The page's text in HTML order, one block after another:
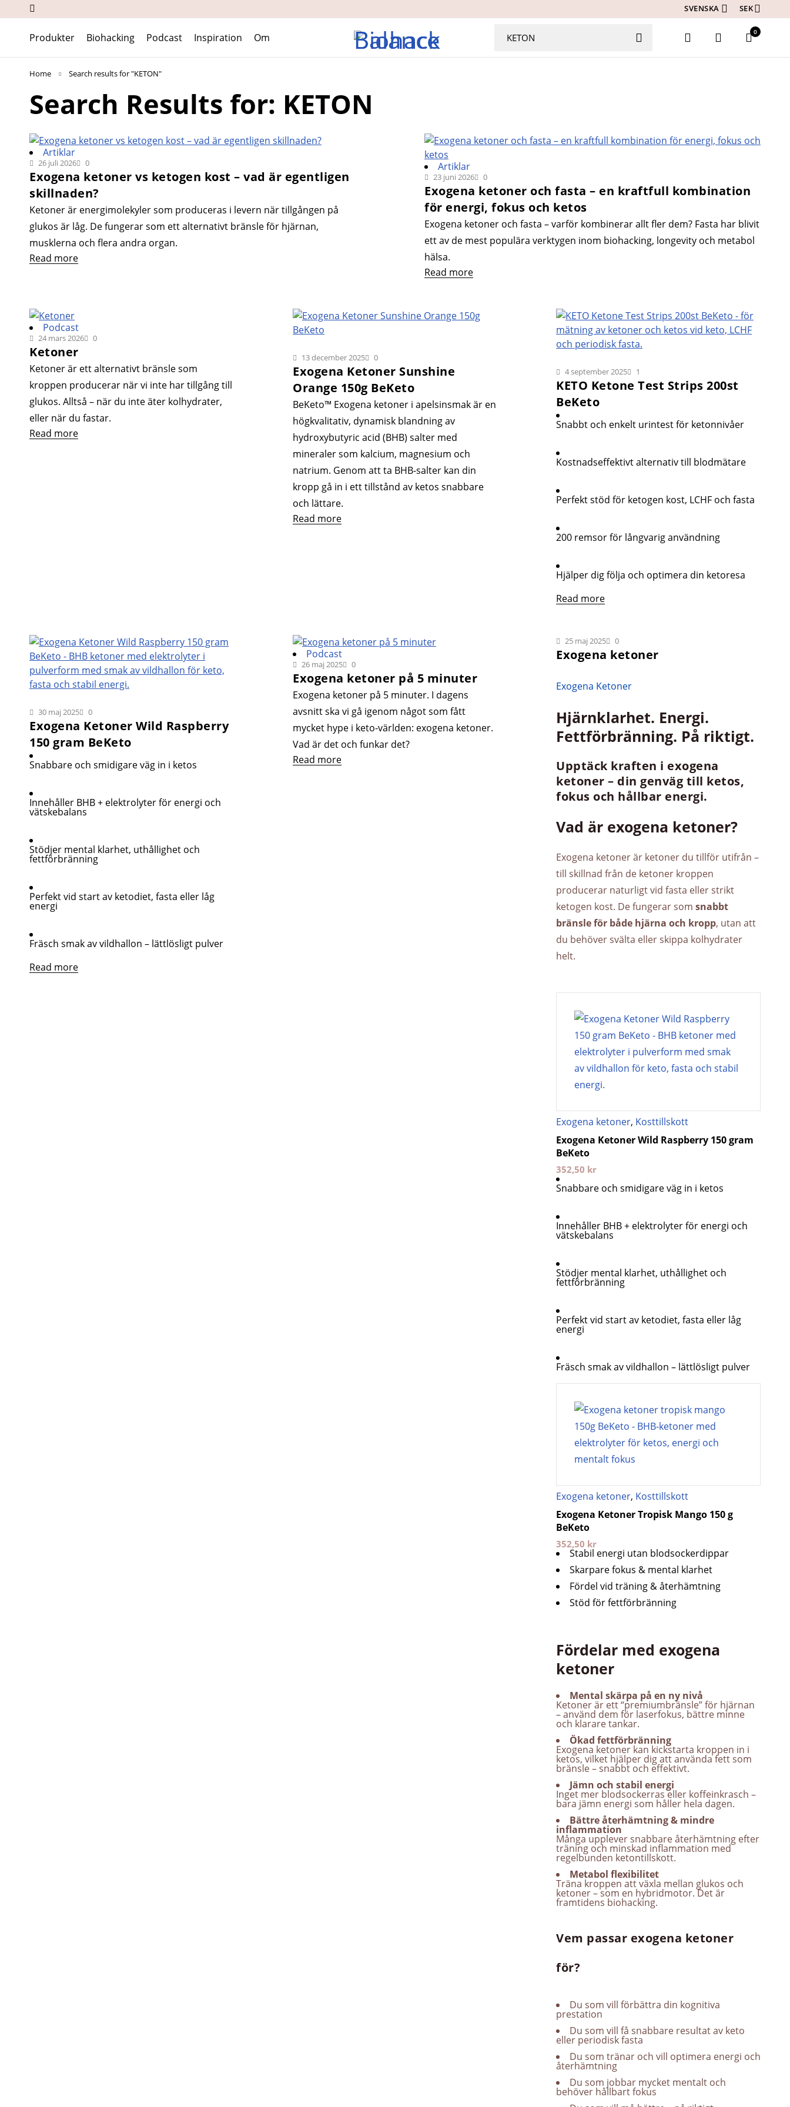
SVENSKA SEK
Produkter Biohacking Podcast Inspiration Om 0
Home Search results for "KETON"
Search Results for: KETON
Artiklar
26 juli 2026 0
Exogena ketoner vs ketogen kost – vad är egentligen
skillnaden?
Ketoner är energimolekyler som produceras i levern när tillgången på
glukos är låg. De fungerar som ett alternativt bränsle för hjärnan,
musklerna och flera andra organ.
Read more
Artiklar
23 juni 2026 0
Exogena ketoner och fasta – en kraftfull kombination
för energi, fokus och ketos
Exogena ketoner och fasta – varför kombinerar allt fler dem? Fasta har blivit
ett av de mest populära verktygen inom biohacking, longevity och metabol
hälsa.
Read more
Podcast
24 mars 2026 0
Ketoner
Ketoner är ett alternativt bränsle som
kroppen producerar när vi inte har tillgång till
glukos. Alltså – när du inte äter kolhydrater,
eller när du fastar.
Read more
13 december 2025 0
Exogena Ketoner Sunshine
Orange 150g BeKeto
BeKeto™ Exogena ketoner i apelsinsmak är en
högkvalitativ, dynamisk blandning av
hydroxybutyric acid (BHB) salter med
mineraler som kalcium, magnesium och
natrium. Genom att ta BHB-salter kan din
kropp gå in i ett tillstånd av ketos snabbare
och lättare.
Read more
4 september 2025 1
KETO Ketone Test Strips 200st
BeKeto
Snabbt och enkelt urintest för ketonnivåer
Kostnadseffektivt alternativ till blodmätare
Perfekt stöd för ketogen kost, LCHF och fasta
200 remsor för långvarig användning
Hjälper dig följa och optimera din ketoresa
Read more
30 maj 2025 0
Exogena Ketoner Wild Raspberry
150 gram BeKeto
Snabbare och smidigare väg in i ketos
Innehåller BHB + elektrolyter för energi och
vätskebalans
Stödjer mental klarhet, uthållighet och
fettförbränning
Perfekt vid start av ketodiet, fasta eller låg
energi
Fräsch smak av vildhallon – lättlösligt pulver
Read more
Podcast
26 maj 2025 0
Exogena ketoner på 5 minuter
Exogena ketoner på 5 minuter. I dagens
avsnitt ska vi gå igenom något som fått
mycket hype i keto-världen: exogena ketoner.
Vad är det och funkar det?
Read more
25 maj 2025 0
Exogena ketoner
Exogena Ketoner
Hjärnklarhet. Energi.
Fettförbränning. På riktigt.
Upptäck kraften i exogena
ketoner – din genväg till ketos,
fokus och hållbar energi.
Vad är exogena ketoner?
Exogena ketoner är ketoner du tillför utifrån –
till skillnad från de ketoner kroppen
producerar naturligt vid fasta eller strikt
ketogen kost. De fungerar som snabbt
bränsle för både hjärna och kropp, utan att
du behöver svälta eller skippa kolhydrater
helt.
Exogena ketoner, Kosttillskott
Exogena Ketoner Wild Raspberry 150 gram
BeKeto
352,50 kr
Snabbare och smidigare väg in i ketos
Innehåller BHB + elektrolyter för energi och
vätskebalans
Stödjer mental klarhet, uthållighet och
fettförbränning
Perfekt vid start av ketodiet, fasta eller låg
energi
Fräsch smak av vildhallon – lättlösligt pulver
Exogena ketoner, Kosttillskott
Exogena Ketoner Tropisk Mango 150 g
BeKeto
352,50 kr
Stabil energi utan blodsockerdippar
Skarpare fokus & mental klarhet
Fördel vid träning & återhämtning
Stöd för fettförbränning
Fördelar med exogena
ketoner
Mental skärpa på en ny nivå
Ketoner är ett “premiumbränsle” för hjärnan
– använd dem för laserfokus, bättre minne
och klarare tankar.
Ökad fettförbränning
Exogena ketoner kan kickstarta kroppen in i
ketos, vilket hjälper dig att använda fett som
bränsle – snabbt och effektivt.
Jämn och stabil energi
Inget mer blodsockerras eller koffeinkrasch –
bara jämn energi som håller hela dagen.
Bättre återhämtning & mindre
inflammation
Många upplever snabbare återhämtning efter
träning och minskad inflammation med
regelbunden ketontillskott.
Metabol flexibilitet
Träna kroppen att växla mellan glukos och
ketoner – som en hybridmotor. Det är
framtidens biohacking.
Vem passar exogena ketoner
för?
Du som vill förbättra din kognitiva
prestation
Du som vill få snabbare resultat av keto
eller periodisk fasta
Du som tränar och vill optimera energi och
återhämtning
Du som jobbar mycket mentalt och
behöver hållbart fokus